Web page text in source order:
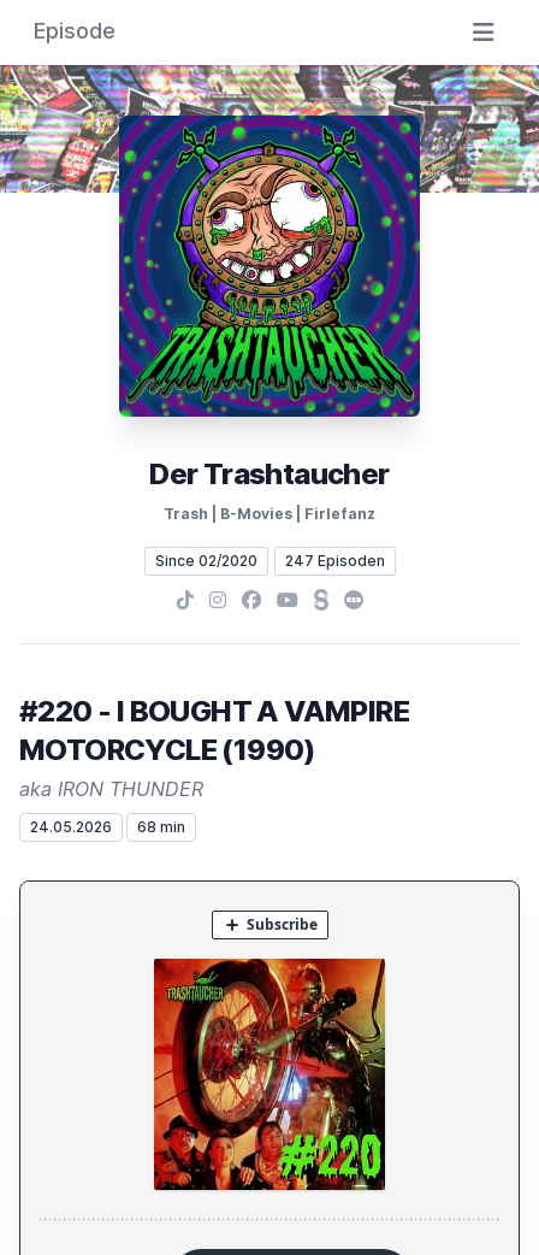
Episode
Der Trashtaucher
Trash | B-Movies | Firlefanz
Since 02/2020 247 Episoden
TikTokInstagram
Facebook
YouTube
SteadyLetterboxd
#220 - I BOUGHT A VAMPIRE
MOTORCYCLE (1990)
aka IRON THUNDER
24.05.2026 68 min